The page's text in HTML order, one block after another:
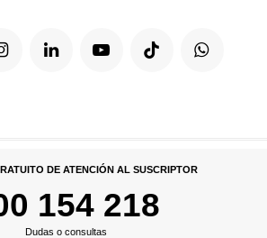
DE ATENCIÓN AL SUSCRIPTOR
154 218
Dudas o consultas